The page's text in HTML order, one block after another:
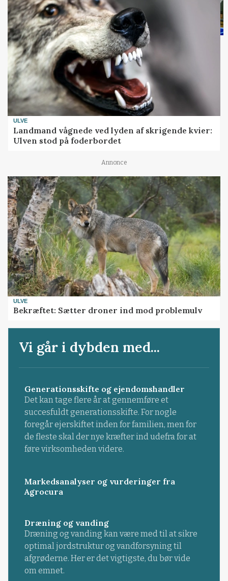
ULVE
Landmand vågnede ved lyden af skrigende kvier:
Ulven stod på foderbordet
Annonce
ULVE
Bekræftet: Sætter droner ind mod problemulv
Vi går i dybden med...
Generationsskifte og ejendomshandler
Det kan tage flere år at gennemføre et
succesfuldt generationsskifte. For nogle
foregår ejerskiftet inden for familien, men for
de fleste skal der nye kræfter ind udefra for at
føre virksomheden videre.
Markedsanalyser og vurderinger fra
Agrocura
Dræning og vanding
Dræning og vanding kan være med til at sikre
optimal jordstruktur og vandforsyning til
afgrøderne. Her er det vigtigste, du bør vide
om emnet.